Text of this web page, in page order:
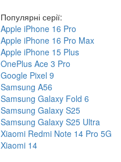
Популярні серії:
Apple iPhone 16 Pro
Apple iPhone 16 Pro Max
Apple iPhone 15 Plus
OnePlus Ace 3 Pro
Google Pixel 9
Samsung A56
Samsung Galaxy Fold 6
Samsung Galaxy S25
Samsung Galaxy S25 Ultra
Xiaomi Redmi Note 14 Pro 5G
Xiaomi 14